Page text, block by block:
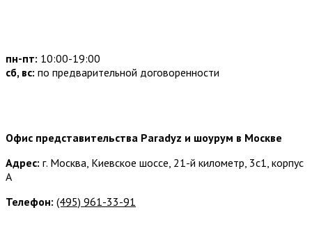
пн-пт: 10:00-19:00
сб, вс: по предварительной договоренности
Офис представительства Paradyz и шоурум в Москве
Адрес: г. Москва, Киевское шоссе, 21-й километр, 3с1, корпус
А
Телефон: (495) 961-33-91